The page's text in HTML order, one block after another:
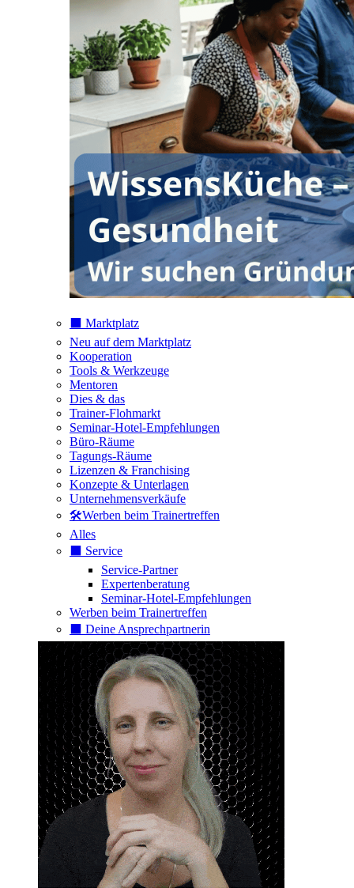
⬛️ Marktplatz
Neu auf dem Marktplatz
Kooperation
Tools & Werkzeuge
Mentoren
Dies & das
Trainer-Flohmarkt
Seminar-Hotel-Empfehlungen
Büro-Räume
Tagungs-Räume
Lizenzen & Franchising
Konzepte & Unterlagen
Unternehmensverkäufe
🛠️Werben beim Trainertreffen
Alles
⬛️ Service
Service-Partner
Expertenberatung
Seminar-Hotel-Empfehlungen
Werben beim Trainertreffen
⬛️ Deine Ansprechpartnerin